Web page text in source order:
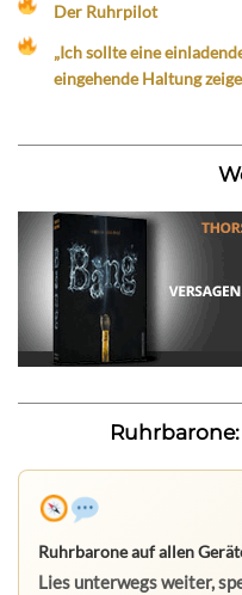
Der Ruhrpilot
„Ich sollte eine
eingehende Haltung
Ruhrbarone auf allen
Lies unterwegs weiter,